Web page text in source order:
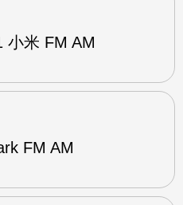
小米 FM AM
FM AM